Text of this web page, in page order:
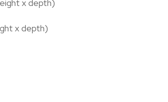
x depth)
x depth)